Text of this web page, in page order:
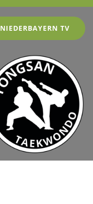
NIEDERBAYERN TV